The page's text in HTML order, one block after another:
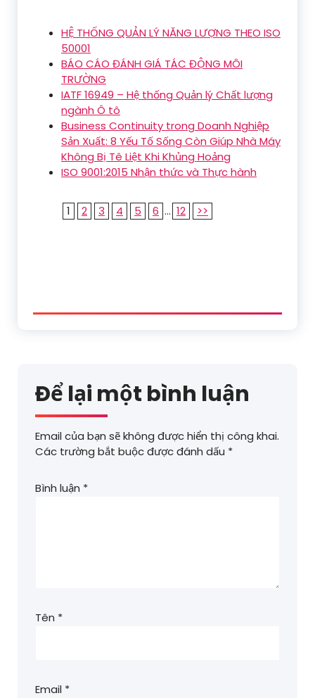
HỆ THỐNG QUẢN LÝ NĂNG LƯỢNG THEO ISO
50001
BÁO CÁO ĐÁNH GIÁ TÁC ĐỘNG MÔI
TRƯỜNG
IATF 16949 – Hệ thống Quản lý Chất lượng
ngành Ô tô
Business Continuity trong Doanh Nghiệp
Sản Xuất: 8 Yếu Tố Sống Còn Giúp Nhà Máy
Không Bị Tê Liệt Khi Khủng Hoảng
ISO 9001:2015 Nhận thức và Thực hành
1 2 3 4 5 6 ... 12 >>
Để lại một bình luận
Email của bạn sẽ không được hiển thị công khai.
Các trường bắt buộc được đánh dấu *
Bình luận *
Tên *
Email *